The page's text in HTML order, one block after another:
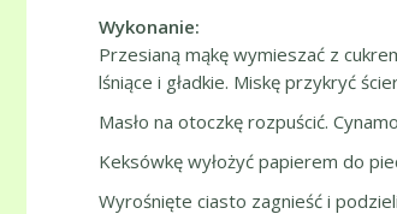
Wykonanie:
Przesianą mąkę wymieszać z
lśniące i gładkie. Miskę przykryć
Masło na otoczkę rozpuścić.
Keksówkę wyłożyć papierem do
Wyrośnięte ciasto zagnieść i